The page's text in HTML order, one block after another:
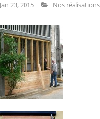
Jan 23, 2015 Nos réalisations